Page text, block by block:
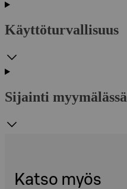
Käyttöturvallisuus
Sijainti myymälässä
Katso myös